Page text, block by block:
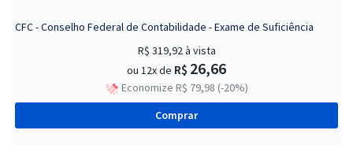
CFC - Conselho Federal de Contabilidade - Exame de Suficiência
R$ 319,92à vista
ou 12x de R$ 26,66
Economize R$ 79,98 (-20%)
Comprar